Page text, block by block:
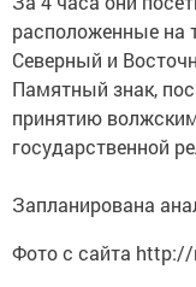
расположенные на
Северный и
Памятный знак,
принятию
государственной
Запланирована
Фото с сайта